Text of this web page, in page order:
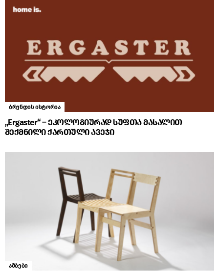
ბრენდის ისტორია
„Ergaster“ – ეკოლოგიურად სუფთა მასალით
შექმნილი ქართული ავეჯი
ამბები